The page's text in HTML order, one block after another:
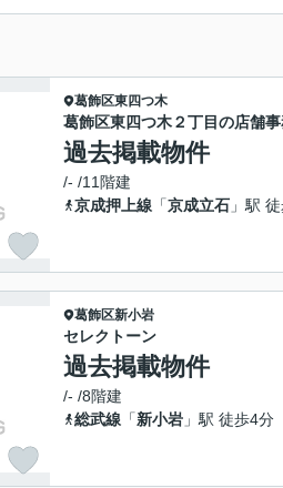
葛飾区東四つ木
葛飾区東四つ木２丁目の店舗
過去掲載物件
/- /11階建
京成押上線 「京成立石 」駅
葛飾区新小岩
セレクトーン
過去掲載物件
/- /8階建
総武線 「新小岩 」駅 徒歩4分